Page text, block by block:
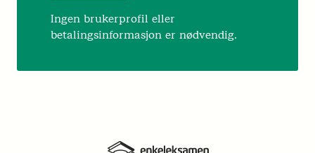
Ingen brukerprofil eller
betalingsinformasjon er nødvendig.